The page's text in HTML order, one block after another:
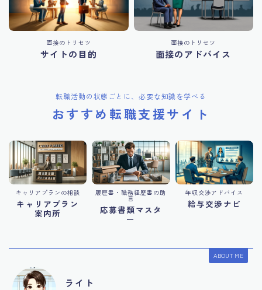
面接のトリセツ
サイトの目的
面接のトリセツ
面接のアドバイス
転職活動の状態ごとに、必要な知識を学べる
おすすめ転職支援サイト
キャリアプランの相談
キャリアプラン
案内所
履歴書・職務経歴書の助
言
応募書類マスタ
ー
年収交渉アドバイス
給与交渉ナビ
ABOUT ME
ライト